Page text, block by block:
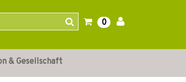
0
& Gesellschaft